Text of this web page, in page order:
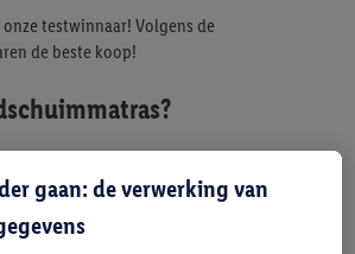
testwinnaar! Volgens de
de beste koop!
volledig uit opgeschuimd polyurethaan
zacht gevoel.
verschillende voordelen:
gaan: de verwerking van